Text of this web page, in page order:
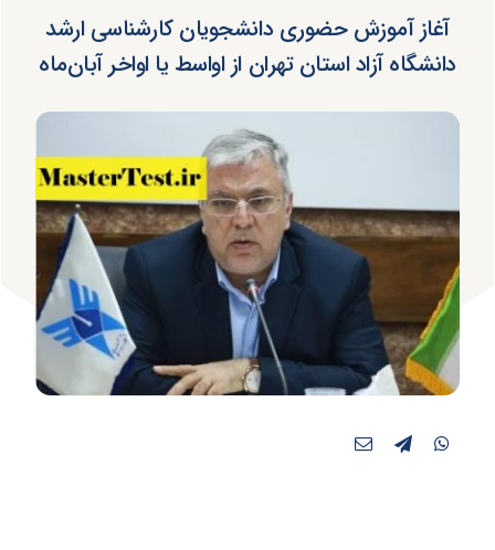
آغاز آموزش حضوری دانشجویان کارشناسی ارشد
دانشگاه آزاد استان تهران از اواسط یا اواخر آبان‌ماه